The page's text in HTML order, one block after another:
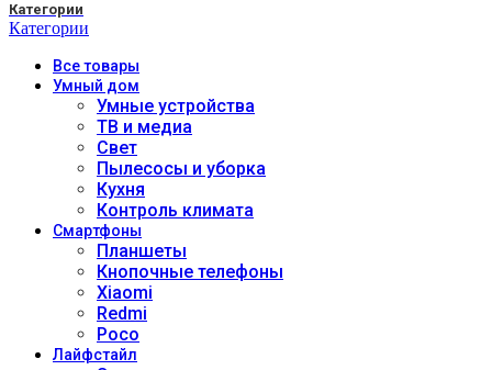
Категории
Категории
Всетовары
Умный дом
Умные устройства
ТВ и медиа
Свет
Пылесосы и уборка
Кухня
Контроль климата
Смартфоны
Планшеты
Кнопочные телефоны
Xiaomi
Redmi
Poco
Лайфстайл